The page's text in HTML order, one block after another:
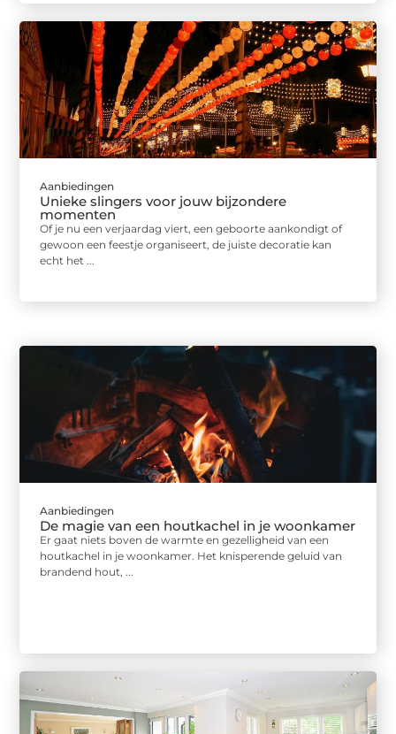
Aanbiedingen
Unieke slingers voor jouw bijzondere
momenten
Of je nu een verjaardag viert, een geboorte aankondigt of
gewoon een feestje organiseert, de juiste decoratie kan
echt het ...
Aanbiedingen
De magie van een houtkachel in je woonkamer
Er gaat niets boven de warmte en gezelligheid van een
houtkachel in je woonkamer. Het knisperende geluid van
brandend hout, ...